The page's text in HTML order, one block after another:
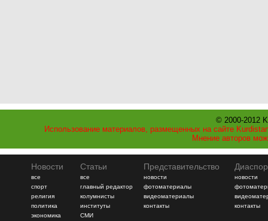
© 2000-2012
Использование материалов, размещенных на сайте
Мнение авторов
Новости
все
спорт
религия
политика
экономика
Статьи
все
главный редактор
колумнисты
институты
СМИ
Представительство
новости
фотоматериалы
видеоматериалы
контакты
новости
контакты